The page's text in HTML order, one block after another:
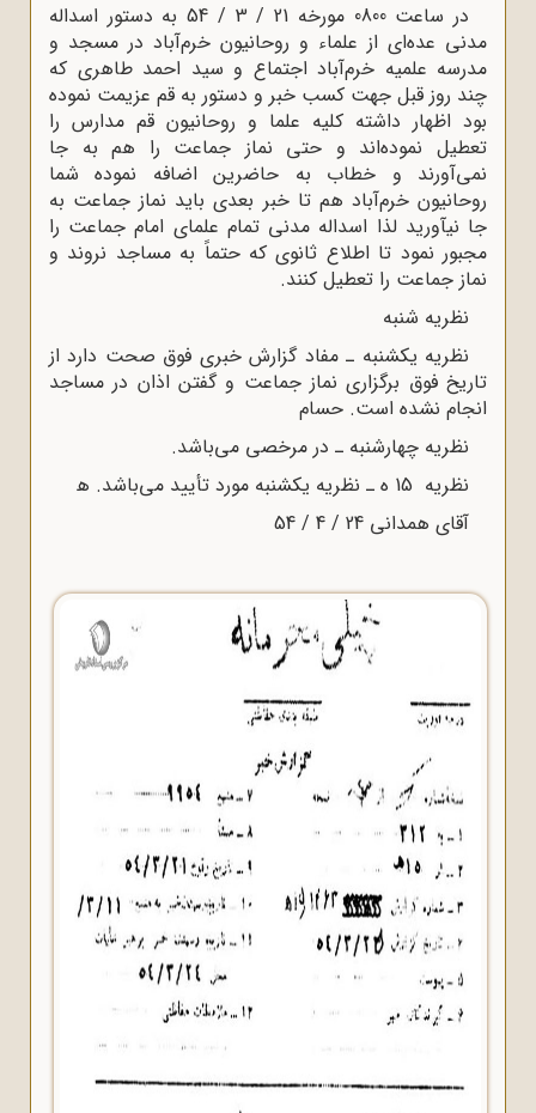
در ساعت 0800 مورخه 21 / 3 / 54 به دستور اسداله
عده‌اى از علماء و روحانیون خرم‌آباد در مسجد و
علمیه خرم‌آباد اجتماع و سید احمد طاهرى که
روز قبل جهت کسب خبر و دستور به قم عزیمت نموده
اظهار داشته کلیه علما و روحانیون قم مدارس را
نموده‌اند و حتى نماز جماعت را هم به جا
و خطاب به حاضرین اضافه نموده شما
خرم‌آباد هم تا خبر بعدى باید نماز جماعت به
نیآورید لذا اسداله مدنى تمام علماى امام جماعت را
نمود تا اطلاع ثانوى که حتماً به مساجد نروند و
جماعت را تعطیل کنند.
نظریه شنبه
نظریه یکشنبه ـ مفاد گزارش خبرى فوق صحت دارد از
فوق برگزارى نماز جماعت و گفتن اذان در مساجد
نشده است. حسام
نظریه چهارشنبه ـ در مرخصى مى‌باشد.
آقای همدانی 24 / 4 / 54